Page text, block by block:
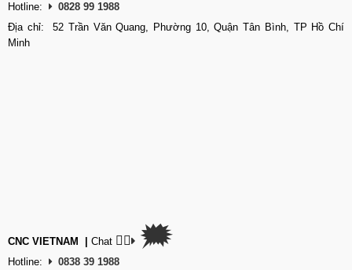
Hotline:
0828 99 1988
Địa chỉ: 52 Trần Văn Quang, Phường 10, Quận Tân Bình, TP Hồ Chí
Minh
CNC VIETNAM Chat 👉🏽 🗯
Hotline:
0838 39 1988